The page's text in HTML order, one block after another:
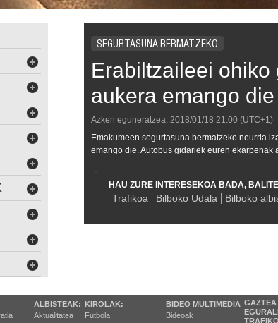
SEGURTASUNA BERMATZEKO
Erabiltzaileei
aukera emango
Azken eguneratzea: 2018/01/18 21:00 (UTC+1)
Emakumeen segurtasuna bermatzeko neurria
emango die. Autobus gidariek euren ekarpenak
HAU ZURE INTERESEKOA BADA,
Trafikoa Bilboko Udala Bilboko
ALBISTEAK:
Aktualitatea
KIROLAK:
Futbola
BIDEO MULTIMEDIA
Bideoak
GAZTEA